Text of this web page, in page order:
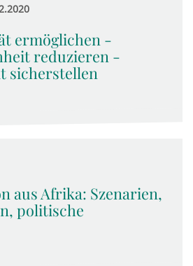
ermöglichen -
reduzieren -
sicherstellen
aus Afrika: Szenarien,
politische